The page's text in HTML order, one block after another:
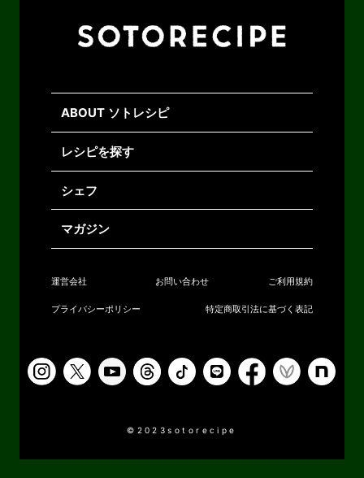
ABOUT ソトレシピ
レシピを探す
シェフ
マガジン
運営会社 お問い合わせ ご利用規約
プライバシーポリシー 特定商取引法に基づく表記
©2023sotorecipe